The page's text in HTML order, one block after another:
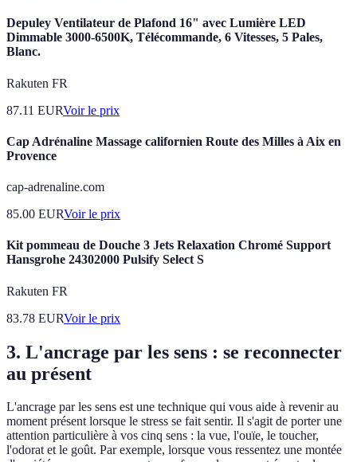
Depuley Ventilateur de Plafond 16" avec Lumière LED
Dimmable 3000-6500K, Télécommande, 6 Vitesses, 5 Pales,
Blanc.
Rakuten FR
87.11 EURVoir le prix
Cap Adrénaline Massage californien Route des Milles à Aix en
Provence
cap-adrenaline.com
85.00 EURVoir le prix
Kit pommeau de Douche 3 Jets Relaxation Chromé Support
Hansgrohe 24302000 Pulsify Select S
Rakuten FR
83.78 EURVoir le prix
3. L'ancrage par les sens : se reconnecter
au présent
L'ancrage par les sens est une technique qui vous aide à revenir au
moment présent lorsque le stress se fait sentir. Il s'agit de porter une
attention particulière à vos cinq sens : la vue, l'ouïe, le toucher,
l'odorat et le goût. Par exemple, lorsque vous ressentez une montée